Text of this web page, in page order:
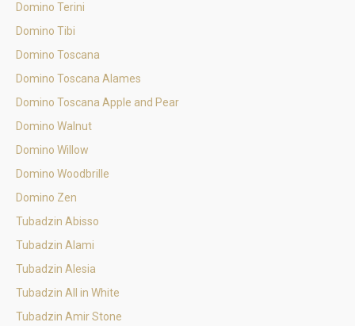
Domino Terini
Domino Tibi
Domino Toscana
Domino Toscana Alames
Domino Toscana Apple and Pear
Domino Walnut
Domino Willow
Domino Woodbrille
Domino Zen
Tubadzin Abisso
Tubadzin Alami
Tubadzin Alesia
Tubadzin All in White
Tubadzin Amir Stone